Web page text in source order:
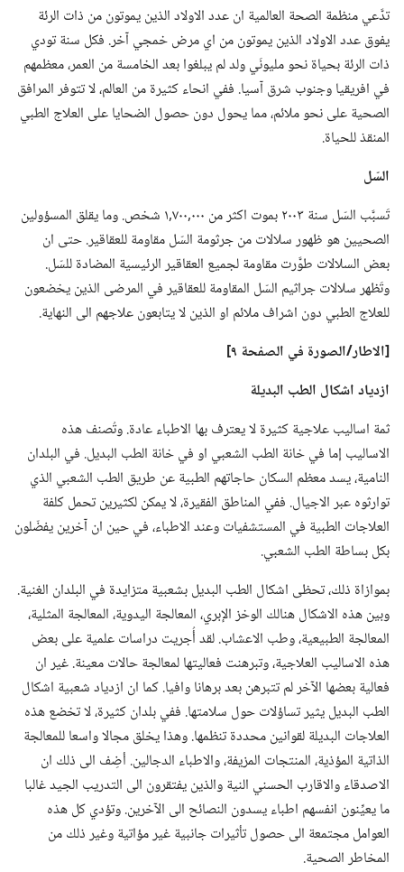
تدَّعي منظمة الصحة العالمية ان عدد الاولاد الذين يموتون من ذات الرئة
يفوق عدد الاولاد الذين يموتون من اي مرض خمجي آخر.‏ فكل سنة تودي
ذات الرئة بحياة نحو مليونَي ولد لم يبلغوا بعد الخامسة من العمر،‏ معظمهم
في افريقيا وجنوب شرق آسيا.‏ ففي انحاء كثيرة من العالم،‏ لا تتوفر المرافق
الصحية على نحو ملائم،‏ مما يحول دون حصول الضحايا على العلاج الطبي
المنقذ للحياة.‏
السّل
تَسبَّب السّل سنة ٢٠٠٣ بموت اكثر من ٠٠٠‏,٧٠٠‏,١ شخص.‏ وما يقلق المسؤولين
الصحيين هو ظهور سلالات من جرثومة السّل مقاومة للعقاقير.‏ حتى ان
بعض السلالات طوَّرت مقاومة لجميع العقاقير الرئيسية المضادة للسّل.‏
وتَظهر سلالات جراثيم السّل المقاومة للعقاقير في المرضى الذين يخضعون
للعلاج الطبي دون اشراف ملائم او الذين لا يتابعون علاجهم الى النهاية.‏
‏[الاطار/‏الصورة في الصفحة ٩]‏
ازدياد اشكال الطب البديلة
ثمة اساليب علاجية كثيرة لا يعترف بها الاطباء عادة.‏ وتُصنف هذه
الاساليب إما في خانة الطب الشعبي او في خانة الطب البديل.‏ في البلدان
النامية،‏ يسد معظم السكان حاجاتهم الطبية عن طريق الطب الشعبي الذي
توارثوه عبر الاجيال.‏ ففي المناطق الفقيرة،‏ لا يمكن لكثيرين تحمل كلفة
العلاجات الطبية في المستشفيات وعند الاطباء،‏ في حين ان آخرين يفضّلون
بكل بساطة الطب الشعبي.‏
بموازاة ذلك،‏ تحظى اشكال الطب البديل بشعبية متزايدة في البلدان الغنية.‏
وبين هذه الاشكال هنالك الوخز الإبري،‏ المعالجة اليدوية،‏ المعالجة المثلية،‏
المعالجة الطبيعية،‏ وطب الاعشاب.‏ لقد أُجريت دراسات علمية على بعض
هذه الاساليب العلاجية،‏ وتبرهنت فعاليتها لمعالجة حالات معينة.‏ غير ان
فعالية بعضها الآخر لم تتبرهن بعد برهانا وافيا.‏ كما ان ازدياد شعبية اشكال
الطب البديل يثير تساؤلات حول سلامتها.‏ ففي بلدان كثيرة،‏ لا تخضع هذه
العلاجات البديلة لقوانين محددة تنظمها.‏ وهذا يخلق مجالا واسعا للمعالجة
الذاتية المؤذية،‏ المنتجات المزيفة،‏ والاطباء الدجالين.‏ أضِف الى ذلك ان
الاصدقاء والاقارب الحسني النية والذين يفتقرون الى التدريب الجيد غالبا
ما يعيِّنون انفسهم اطباء يسدون النصائح الى الآخرين.‏ وتؤدي كل هذه
العوامل مجتمعة الى حصول تأثيرات جانبية غير مؤاتية وغير ذلك من
المخاطر الصحية.‏